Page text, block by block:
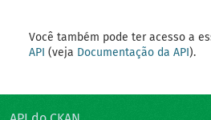
Você também pode ter acesso a
API (veja Documentação da API).